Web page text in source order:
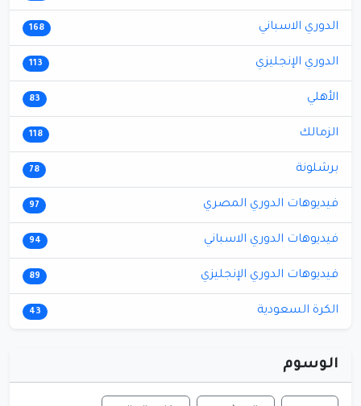
الدوري الاسباني 168
الدوري الإنجليزي 113
الأهلي 83
الزمالك 118
برشلونة 78
فيديوهات الدوري المصري 97
فيديوهات الدوري الاسباني 94
فيديوهات الدوري الإنجليزي 89
الكرة السعودية 43
الوسوم